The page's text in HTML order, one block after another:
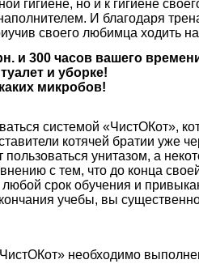
гигиене, но и к гигиене
И благодаря
своего любимца ходить на
и 300 часов вашего
и уборке!
микробов!
системой «ЧистОКот»,
котячей братии уже
пользоваться унитазом, а
с тем, что до конца
срок обучения и
учебы, вы
необходимо